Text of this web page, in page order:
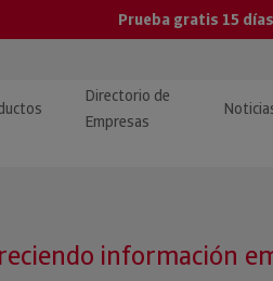
Prueba gratis 15 días
Directorio de
Empresas
Pública
información